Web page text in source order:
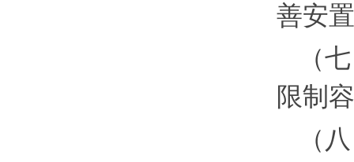
善安
（
限制
（